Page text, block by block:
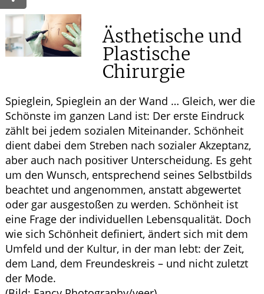
Krankheiten & Therapie
ELTERN UND KIND
GESUND IM ALTER
Ästhetische und
Plastische
Chirurgie
Spieglein, Spieglein an der Wand … Gleich, wer die
Schönste im ganzen Land ist: Der erste Eindruck
zählt bei jedem sozialen Miteinander. Schönheit
dient dabei dem Streben nach sozialer Akzeptanz,
aber auch nach positiver Unterscheidung. Es geht
um den Wunsch, entsprechend seines Selbstbilds
beachtet und angenommen, anstatt abgewertet
oder gar ausgestoßen zu werden. Schönheit ist
eine Frage der individuellen Lebensqualität. Doch
wie sich Schönheit definiert, ändert sich mit dem
Umfeld und der Kultur, in der man lebt: der Zeit,
dem Land, dem Freundeskreis – und nicht zuletzt
der Mode.